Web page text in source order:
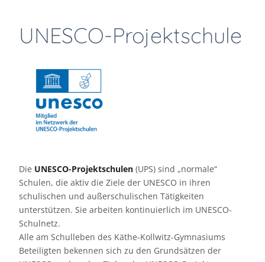
UNESCO-Projektschule
Die UNESCO-Projektschulen (UPS) sind „normale“
Schulen, die aktiv die Ziele der UNESCO in ihren
schulischen und außerschulischen Tätigkeiten
unterstützen. Sie arbeiten kontinuierlich im UNESCO-
Schulnetz.
Alle am Schulleben des Käthe-Kollwitz-Gymnasiums
Beteiligten bekennen sich zu den Grundsätzen der